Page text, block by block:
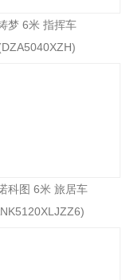
梦 6米 指挥车
科图 6米 旅居车